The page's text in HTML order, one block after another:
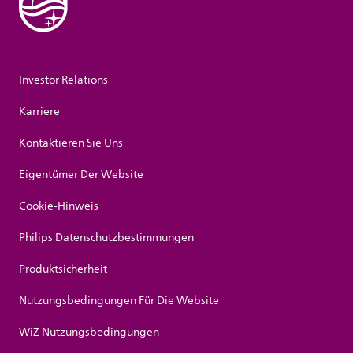
Investor Relations
Karriere
Kontaktieren Sie Uns
Eigentümer Der Website
Cookie-Hinweis
Philips Datenschutzbestimmungen
Produktsicherheit
Nutzungsbedingungen Für Die Website
WiZ Nutzungsbedingungen